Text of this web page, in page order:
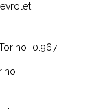
0.967
Torino